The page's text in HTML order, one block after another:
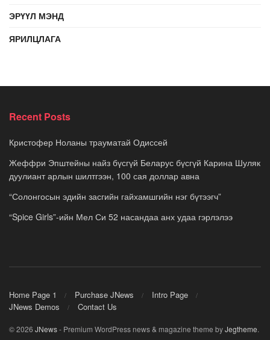
ЭРҮҮЛ МЭНД
ЯРИЛЦЛАГА
Recent Posts
Кристофер Ноланы трауматай Одиссей
Жеффри Эпштейны найз бүсгүй Беларус бүсгүй Карина Шуляк
дуулиант арлын шилтгээн, 100 сая доллар авна
“Солонгосын эдийн засгийн гайхамшгийн нэг бүтээгч”
“Spice Girls”-ийн Мел Си 52 насандаа анх удаа гэрлэлээ
Home Page 1 Purchase JNews
Intro Page
JNews Demos
Contact Us
© 2026 JNews- Premium WordPress news & magazine theme byJegtheme.